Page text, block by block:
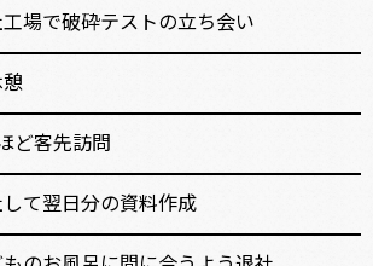
工場で破砕テストの立ち会い
ど客先訪問
て翌日分の資料作成